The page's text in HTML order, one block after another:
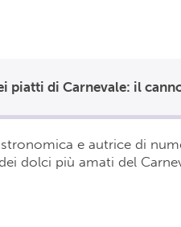
piatti di Carnevale: il
e autrice di
dolci più amati del